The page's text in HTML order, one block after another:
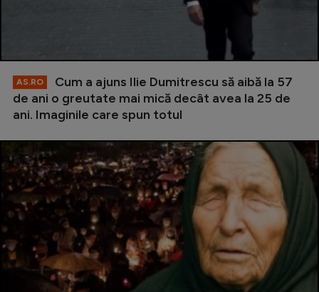
AS.RO
Cum a ajuns Ilie Dumitrescu să aibă la 57
de ani o greutate mai mică decât avea la 25 de
ani. Imaginile care spun totul